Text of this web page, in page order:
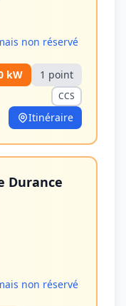
non réservé
kW 1 point
CCS
Itinéraire
Durance
non réservé